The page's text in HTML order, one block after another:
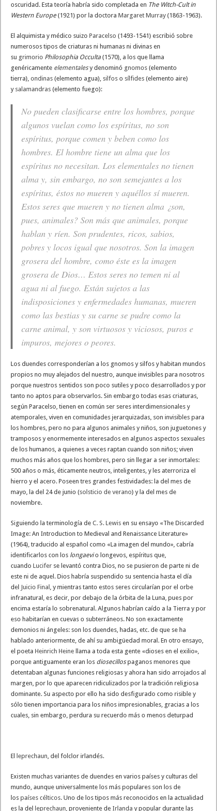
oscuridad. Esta teoría habría sido completada en The Witch-Cult in
Western Europe(1921) por la doctoraMargaret Murray (1863-1963).
El alquimista y médico suizoParacelso (1493-1541) escribió sobre
numerosos tipos de criaturas ni humanas ni divinas en
su grimorio Philosophia Occulta(1570), a los que llama
genéricamente elementalesy denominó gnomos (elemento
tierra),ondinas (elemento agua), silfos o sílfides (elemento aire)
y salamandras (elemento fuego):
No pueden clasificarse entre los hombres, porque
algunos vuelan como los espíritus, no son
espíritus, porque comen y beben como los
hombres. El hombre tiene un alma que los
espíritus no necesitan. Los elementales no tienen
alma y, sin embargo, no son semejantes a los
espíritus, éstos no mueren y aquéllos sí mueren.
Estos seres que mueren y no tienen alma ¿son,
pues, animales? Son más que animales, porque
hablan y ríen. Son prudentes, ricos, sabios,
pobres y locos igual que nosotros. Son la imagen
grosera del hombre, como éste es la imagen
grosera de Dios… Estos seres no temen ni al
agua ni al fuego. Están sujetos a las
indisposiciones y enfermedades humanas, mueren
como las bestias y su carne se pudre como la
carne animal, y son virtuosos y viciosos, puros e
impuros, mejores o peores.
Los duendes corresponderían a los gnomos y silfos y habitan mundos
propios no muy alejados del nuestro, aunque invisibles para nosotros
porque nuestros sentidos son poco sutiles y poco desarrollados y por
tanto no aptos para observarlos. Sin embargo todas esas criaturas,
según Paracelso, tienen en común ser seres interdimensionales y
atemporales, viven en comunidades jerarquizadas, son invisibles para
los hombres, pero no para algunos animales y niños, son juguetones y
tramposos y enormemente interesados en algunos aspectos sexuales
de los humanos, a quienes a veces raptan cuando son niños; viven
muchos más años que los hombres, pero sin llegar a ser inmortales:
500 años o más, éticamente neutros, inteligentes, y les aterroriza el
hierro y el acero. Poseen tres grandes festividades: la del mes de
mayo, la del 24 de junio (solsticio de verano) y la del mes de
noviembre.
Siguiendo la terminología deC. S. Lewis en su ensayo «The Discarded
Image: An Introduction to Medieval and Renaissance Literature»
(1964), traducido al español como «La imagen del mundo», cabría
identificarlos con los longaevio longevos, espíritus que,
cuandoLucifer se levantó contra Dios, no se pusieron de parte ni de
este ni de aquel. Dios habría suspendido su sentencia hasta el día
del Juicio Final
, y mientras tanto estos seres circularían por el orbe
infranatural, es decir, por debajo de la órbita de la Luna, pues por
encima estaría lo sobrenatural. Algunos habrían caído a la Tierra y por
eso habitarían en cuevas o subterráneos. No son exactamente
demonios ni ángeles: son los duendes, hadas, etc. de que se ha
hablado anteriormente, de ahí su ambigüedad moral. En otro ensayo,
el poetaHeinrich Heine llama a toda esta gente «dioses en el exilio»,
porque antiguamente eran los diosecillospaganos menores que
detentaban algunas funciones religiosas y ahora han sido arrojados al
margen, por lo que aparecen ridiculizados por la tradición religiosa
dominante. Su aspecto por ello ha sido desfigurado como risible y
sólo tienen importancia para los niños impresionables, gracias a los
cuales, sin embargo, perdura su recuerdo más o menos deturpad
El leprechaun , del folclor irlandés.
Existen muchas variantes de duendes en varios países y culturas del
mundo, aunque universalmente los más populares son los de
lospaíses célticos. Uno de los tipos más reconocidos en la actualidad
es la del leprechaun , proveniente deIrlanda y popular durante las